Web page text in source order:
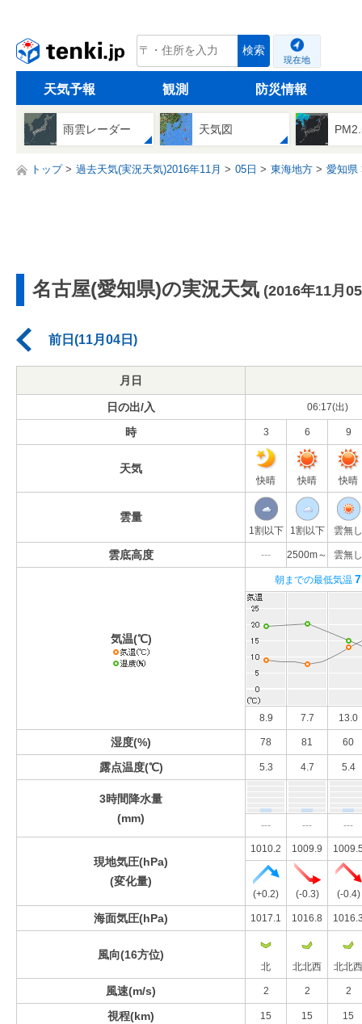
tenki.jp 検索
現在地
天気予報 観測 防災情報
雨雲レーダー 天気図
トップ 過去天気(実況天気)2016年11月 05日 東海地方 愛知県
名古屋(愛知県)の実況天気 (2016年11月
前日(11月04日)
月日
日の出/入 06:17(出)
時 3 6 9
天気
快晴 快晴 快晴
雲量
1割以下 1割以下 雲無し
雲底高度 --- 2500m～ 雲無し
気温(℃)
朝までの最低気温
8.9 7.7 13.0
湿度(%) 78 81 60
露点温度(℃) 5.3 4.7 5.4
3時間降水量
(mm)
--- --- ---
現地気圧(hPa)
(変化量)
1010.2 1009.9
(+0.2) (-0.3) (-0.4)
海面気圧(hPa) 1017.1 1016.8
風向(16方位)
北 北北西 北北西
風速(m/s) 2 2 2
視程(km) 15 15 15